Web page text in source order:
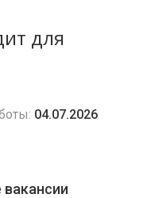
для
04.07.2026